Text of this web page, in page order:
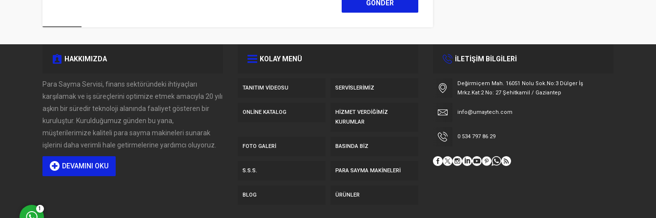
HAKKIMIZDA
Para Sayma Servisi, finans sektöründeki ihtiyaçları
karşılamak ve iş süreçlerini optimize etmek amacıyla 20 yılı
aşkın bir süredir teknoloji alanında faaliyet gösteren bir
kuruluştur. Kurulduğumuz günden bu yana,
müşterilerimize kaliteli para sayma makineleri sunarak
işlerini daha verimli hale getirmelerine yardımcı oluyoruz.
DEVAMINI OKU
KOLAY MENÜ
TANITIM VIDEOSU SERVİSLERİMİZ
ONLINE KATALOG
HİZMET VERDİĞİMİZ
KURUMLAR
FOTO GALERI BASINDA BIZ
S.S.S. PARA SAYMA MAKİNELERİ
BLOG ÜRÜNLER
İLETİŞİM BİLGİLERİ
Değirmiçem Mah. 16051 Nolu Sok.No:3 Dülger İş
Mrkz.Kat:2 No: 27 Şehitkamil / Gaziantep
info@umaytech.com
0 534 797 86 29
Müşteri Temsilcisi
1